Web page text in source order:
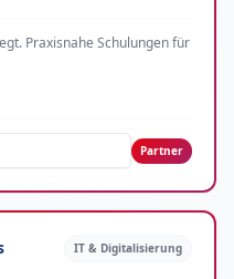
Praxisnahe Schulungen für
Partner
IT & Digitalisierung